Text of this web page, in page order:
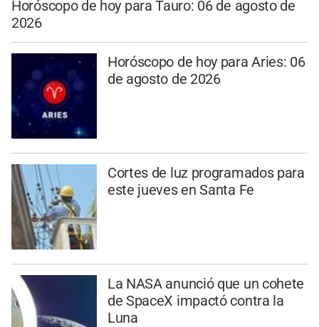
Horóscopo de hoy para Tauro: 06 de agosto de
2026
Horóscopo de hoy para Aries: 06
de agosto de 2026
Cortes de luz programados para
este jueves en Santa Fe
La NASA anunció que un cohete
de SpaceX impactó contra la
Luna